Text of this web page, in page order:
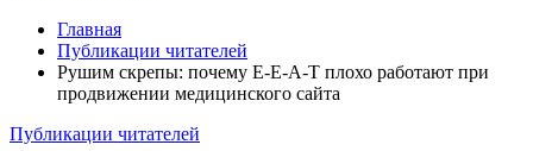
Главная
Публикации читателей
Рушим скрепы: почему E-E-A-T плохо работают при
продвижении медицинского сайта
Публикации читателей